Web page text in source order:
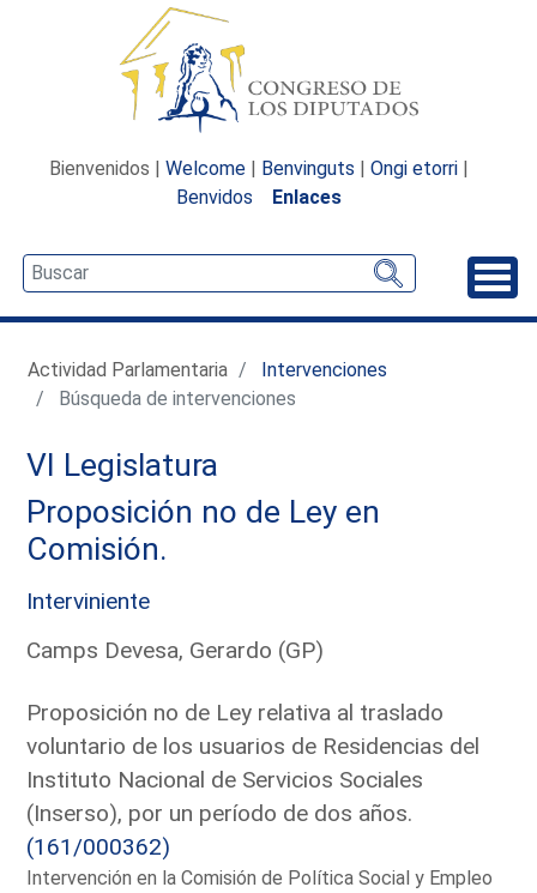
Bienvenidos | Welcome | Benvinguts | Ongi etorri |
Benvidos
Enlaces
Actividad Parlamentaria
Intervenciones
Búsqueda de intervenciones
VI Legislatura
Proposición no de Ley en
Comisión.
Interviniente
Camps Devesa, Gerardo (GP)
Proposición no de Ley relativa al traslado
voluntario de los usuarios de Residencias del
Instituto Nacional de Servicios Sociales
(Inserso), por un período de dos años.
(161/000362)
Intervención en la Comisión de Política Social y Empleo